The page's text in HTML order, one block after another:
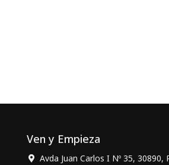
Ven y Empieza
Avda Juan Carlos I Nº 35,